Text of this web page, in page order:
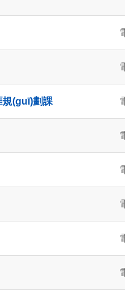
規(guī)劃課